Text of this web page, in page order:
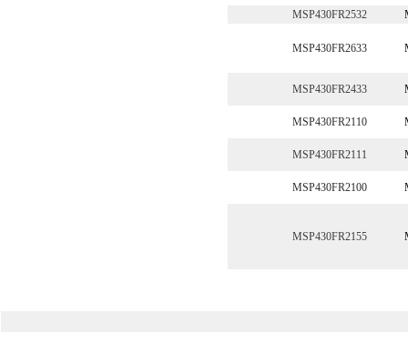
MSP430FR2532
MSP430FR2633
MSP430FR2433
MSP430FR2110
MSP430FR2111
MSP430FR2100
MSP430FR2155